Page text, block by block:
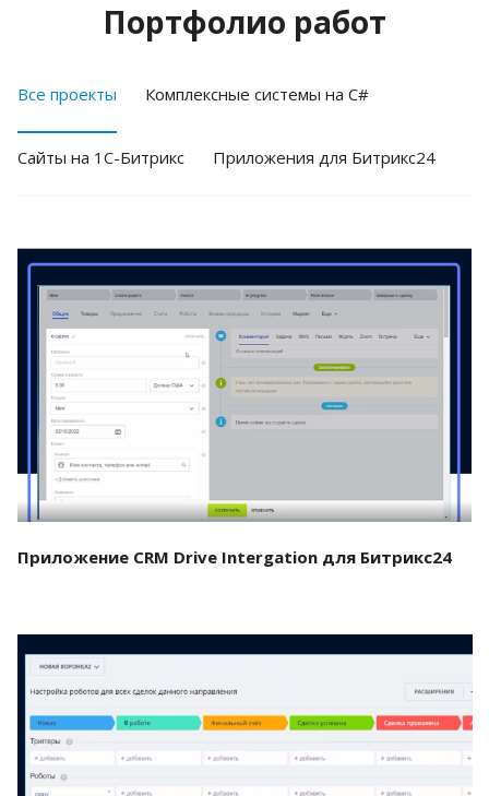
Портфолио работ
Все проекты Комплексные системы на C#
Cайты на 1С-Битрикс Приложения для Битрикс24
Смотреть проект
Приложение CRM Drive Intergation для Битрикс24
Смотреть проект